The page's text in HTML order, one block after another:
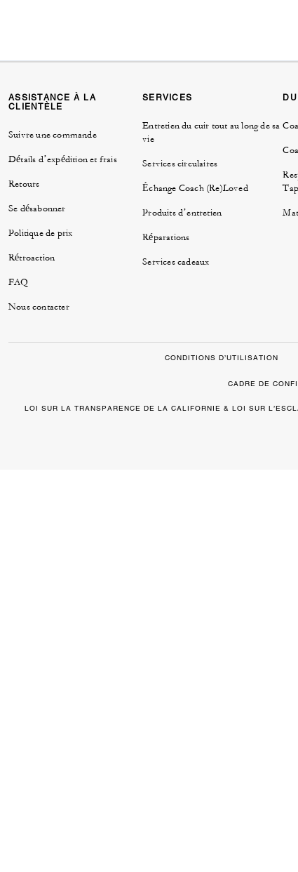
ASSISTANCE À LA
CLIENTÈLE
Suivre une commande
Détails d’expédition et frais
Retours
Se désabonner
Politique de prix
Rétroaction
FAQ
Nous contacter
SERVICES
Entretien du cuir tout au long de sa
vie
Services circulaires
Échange Coach (Re)Loved
Produits d’entretien
Réparations
Services cadeaux
CONDITIONS D’UTILISATION
CADRE DE
LOI SUR LA TRANSPARENCE DE LA CALIFORNIE & LOI SUR